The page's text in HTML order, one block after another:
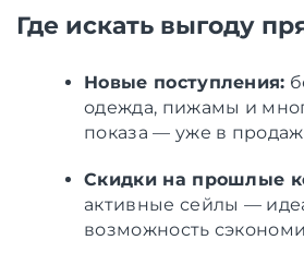
Где искать выгоду
Новые поступления:
одежда, пижамы и
показа — уже в
Скидки на прошлые
активные сейлы —
возможность